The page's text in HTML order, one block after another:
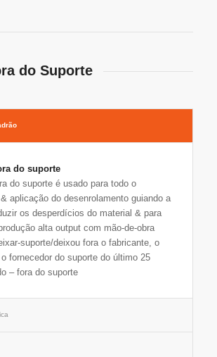
do Suporte
do suporte
do suporte é usado para todo o
aplicação do desenrolamento guiando a
os desperdícios do material & para
alta output com mão-de-obra
suporte/deixou fora o fabricante, o
fornecedor do suporte do último 25
– fora do suporte